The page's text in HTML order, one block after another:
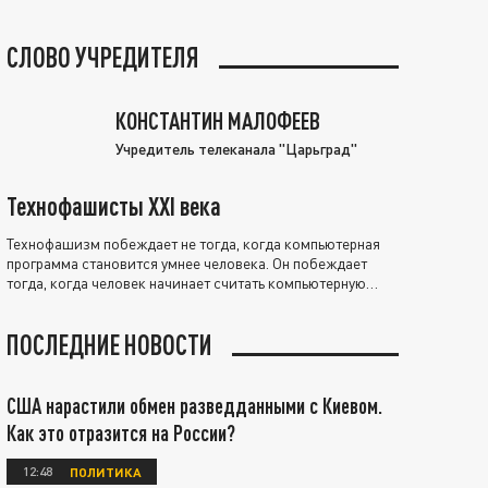
СЛОВО УЧРЕДИТЕЛЯ
КОНСТАНТИН МАЛОФЕЕВ
Учредитель телеканала "Царьград"
Технофашисты XXI века
Технофашизм побеждает не тогда, когда компьютерная
программа становится умнее человека. Он побеждает
тогда, когда человек начинает считать компьютерную
ПОСЛЕДНИЕ НОВОСТИ
США нарастили обмен разведданными с Киевом.
Как это отразится на России?
12:48 ПОЛИТИКА